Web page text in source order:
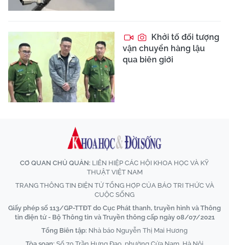
Khởi tố đối tượng
vận chuyển hàng lậu
qua biên giới
CƠ QUAN CHỦ QUẢN: LIÊN HIỆP CÁC HỘI KHOA HỌC VÀ KỸ
THUẬT VIỆT NAM
TRANG THÔNG TIN ĐIỆN TỬ TỔNG HỢP CỦA BÁO TRI THỨC VÀ
CUỘC SỐNG
Giấy phép số 113/GP-TTĐT do Cục Phát thanh, truyền hình và Thông
tin điện tử - Bộ Thông tin và Truyền thông cấp ngày 08/07/2021
Tổng Biên tập: Nhà báo Nguyễn Thị Mai Hương